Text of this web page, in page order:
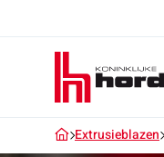
Koninklijke
Hordijk
Extrusieblazen